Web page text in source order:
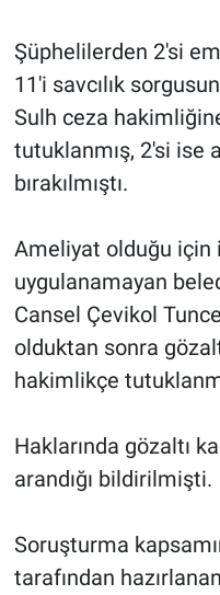
Şüphelilerden 2'si
11'i savcılık
Sulh ceza
tutuklanmış, 2'si ise
bırakılmıştı.
Ameliyat olduğu için
uygulanamayan
Cansel Çevikol
olduktan sonra
hakimlikçe
Haklarında gözaltı
arandığı bildirilmişti.
Soruşturma
tarafından